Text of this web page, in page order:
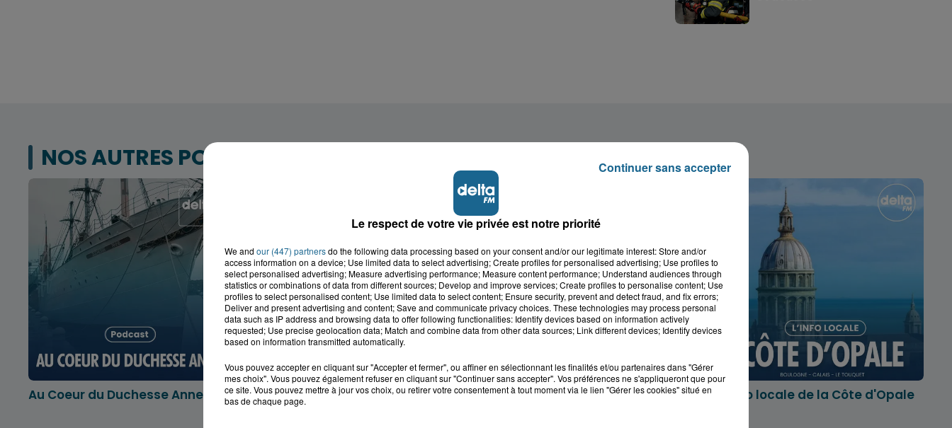
NOS AUTRES PODCASTS
Au Coeur du Duchesse Anne
L'info locale dans le
Dunkerquois
L'info locale de l'Audomarois L'info locale de la Côte d'Opale
Le respect de votre vie privée est notre priorité
We and our (447) partnersdo the following data processing based on your consent and/or our legitimate interest: Store and/or
access information on a device; Use limited data to select advertising; Create profiles for personalised advertising; Use profiles to
select personalised advertising; Measure advertising performance; Measure content performance; Understand audiences through
statistics or combinations of data from different sources; Develop and improve services; Create profiles to personalise content; Use
profiles to select personalised content; Use limited data to select content; Ensure security, prevent and detect fraud, and fix errors;
Deliver and present advertising and content; Save and communicate privacy choices. These technologies may process personal
data such as IP address and browsing data to offer following functionalities: Identify devices based on information actively
requested; Use precise geolocation data; Match and combine data from other data sources; Link different devices; Identify devices
based on information transmitted automatically.
Vous pouvez accepter en cliquant sur "Accepter et fermer", ou affiner en sélectionnant les finalités et/ou partenaires dans "Gérer
mes choix". Vous pouvez également refuser en cliquant sur "Continuer sans accepter". Vos préférences ne s'appliqueront que pour
ce site. Vous pouvez mettre à jour vos choix, ou retirer votre consentement à tout moment via le lien "Gérer les cookies" situé en
bas de chaque page.
Continuer sans accepter